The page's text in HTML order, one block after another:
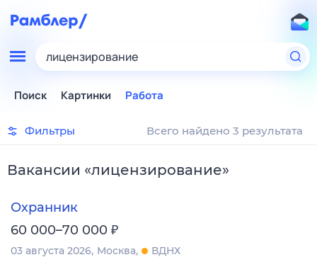
лицензирование
Поиск Картинки Работа
Фильтры Всего найдено 3 результата
Вакансии «лицензирование»
Охранник
60 000–70 000 ₽
03 августа 2026 Москва
ВДНХ